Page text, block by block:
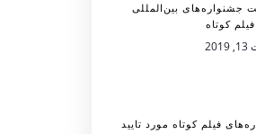
جشنواره‌های بین‌المللی
کوتاه
فیلم کوتاه مورد تایید